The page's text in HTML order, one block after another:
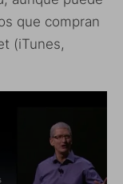
que compran
(iTunes,